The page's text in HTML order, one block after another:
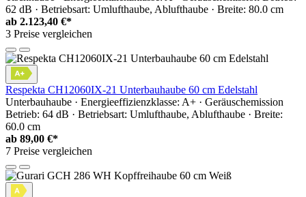
62 dB · Betriebsart: Umlufthaube, Ablufthaube · Breite: 80.0 cm
ab 2.123,40 €*
3 Preise vergleichen
Respekta CH12060IX-21 Unterbauhaube 60 cm Edelstahl
Unterbauhaube · Energieeffizienzklasse: A+ · Geräuschemission
Betrieb: 64 dB · Betriebsart: Umlufthaube, Ablufthaube · Breite:
60.0 cm
ab 89,00 €*
7 Preise vergleichen